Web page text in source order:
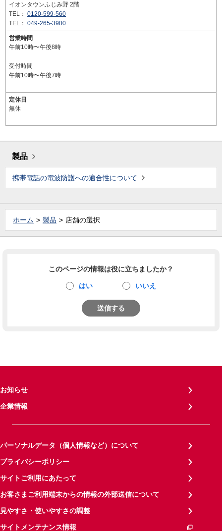
イオンタウンふじみ野 2階
TEL： 0120-599-560
TEL： 049-265-3900
営業時間
午前10時〜午後8時
受付時間
午前10時〜午後7時
定休日
無休
製品
携帯電話の電波防護への適合性について
ホーム 製品 店舗の選択
このページの情報は役に立ちましたか？
はい いいえ
送信する
お知らせ
企業情報
パーソナルデータ（個人情報など）について
プライバシーポリシー
サイトご利用にあたって
お客さまご利用端末からの情報の外部送信について
見やすさ・使いやすさの調整
サイトメンテナンス情報